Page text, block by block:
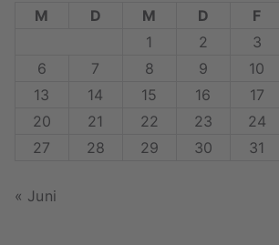
M
D M D F
1
2 3
6
7 8 9 10
13
14 15 16 17
20
21 22 23 24
27
28 29 30 31
« Juni